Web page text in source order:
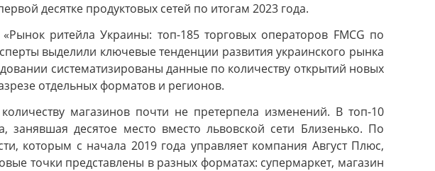
десятке продуктовых сетей по итогам 2023 года.
ритейла Украины: топ-185 торговых операторов FMCG по
выделили ключевые тенденции развития украинского рынка
систематизированы данные по количеству открытий новых
отдельных форматов и регионов.
магазинов почти не претерпела изменений. В топ-10
десятое место вместо львовской сети Близенько. По
которым с начала 2019 года управляет компания Август Плюс,
точки представлены в разных форматах: супермаркет, магазин